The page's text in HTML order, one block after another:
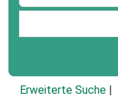
Erweiterte Suche